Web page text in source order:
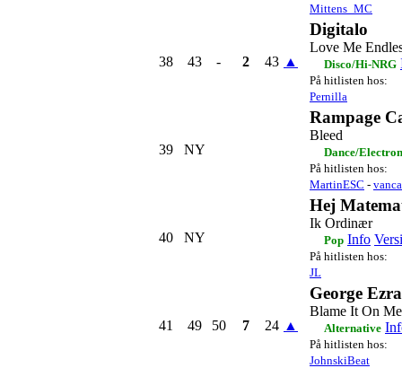
Mittens_MC
38 43 - 2 43 ▲
Digitalo
Love Me
Disco/Hi-NRG
På hitlisten hos:
Pernilla
39 NY
Rampage
Bleed
Dance/
På hitlisten hos:
MartinESC -
40 NY
Hej
Ik Ordinær
Pop Info
På hitlisten hos:
JL
41 49 50 7 24 ▲
George Ezra
Blame It On Me
Alternative
På hitlisten hos:
JohnskiBeat